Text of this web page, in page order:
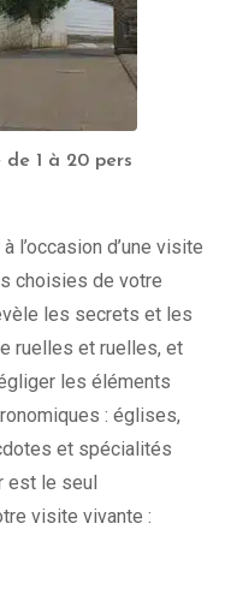
1 à 20 pers
l’occasion d’une visite
choisies de votre
les secrets et les
ruelles et ruelles, et
les éléments
: églises,
et spécialités
est le seul
visite vivante :